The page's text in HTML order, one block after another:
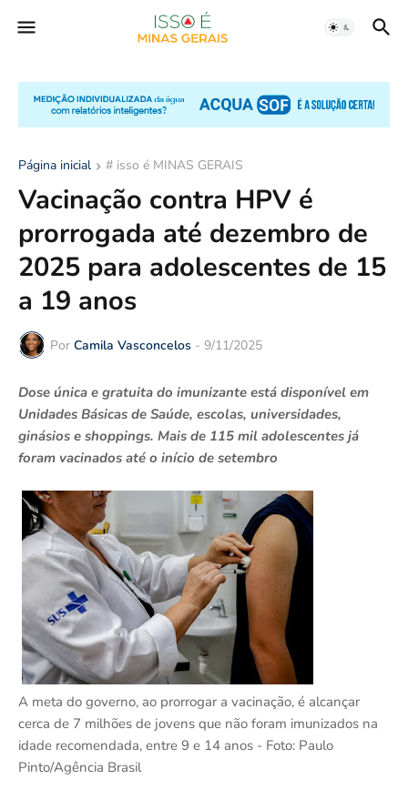
Página inicial # isso é MINAS GERAIS
Vacinação contra HPV é
prorrogada até dezembro de
2025 para adolescentes de 15
a 19 anos
Por Camila Vasconcelos - 9/11/2025
Dose única e gratuita do imunizante está disponível em
Unidades Básicas de Saúde, escolas, universidades,
ginásios e shoppings. Mais de 115 mil adolescentes já
foram vacinados até o início de setembro
A meta do governo, ao prorrogar a vacinação, é alcançar
cerca de 7 milhões de jovens que não foram imunizados na
idade recomendada, entre 9 e 14 anos - Foto: Paulo
Pinto/Agência Brasil